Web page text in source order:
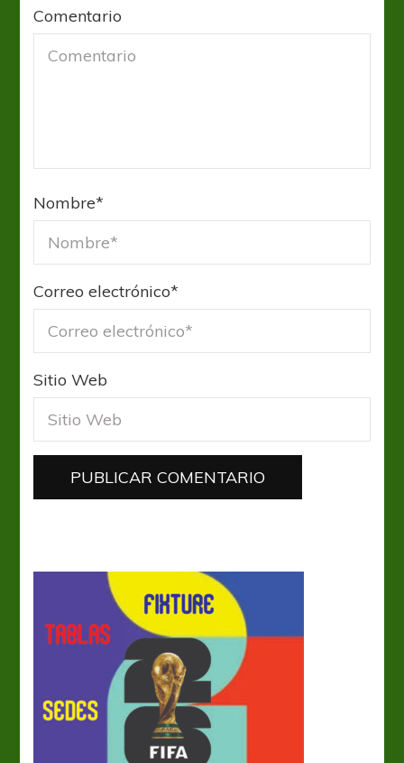
Comentario
Nombre*
Correo electrónico*
Sitio Web